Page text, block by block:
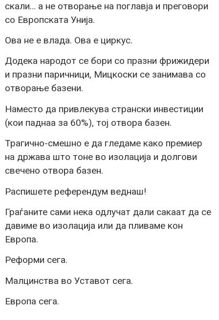
скали… а не отворање на поглавја и преговори
со Европската Унија.
Ова не е влада. Ова е циркус.
Додека народот се бори со празни фрижидери
и празни паричници, Мицкоски се занимава со
отворање базени.
Наместо да привлекува странски инвестиции
(кои паднаа за 60%), тој отвора базен.
Трагично-смешно е да гледаме како премиер
на држава што тоне во изолација и долгови
свечено отвора базен.
Распишете референдум веднаш!
Граѓаните сами нека одлучат дали сакаат да се
давиме во изолација или да пливаме кон
Европа.
Реформи сега.
Малцинства во Уставот сега.
Европа сега.